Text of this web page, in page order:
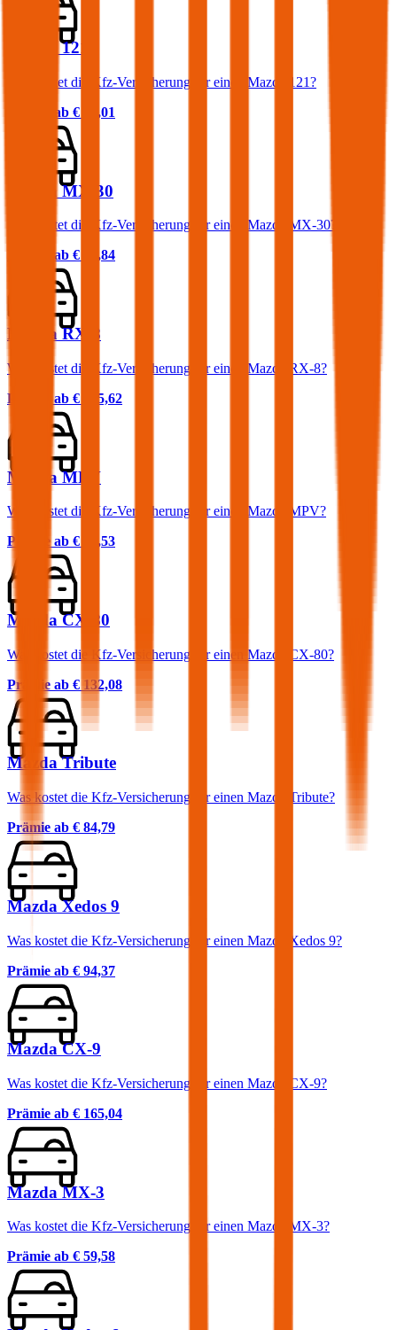
Mazda 121
Was kostet die Kfz-Versicherung für einen Mazda 121?
Prämie ab € 23,01
Mazda MX-30
Was kostet die Kfz-Versicherung für einen Mazda MX-30?
Prämie ab € 43,84
Mazda RX-8
Was kostet die Kfz-Versicherung für einen Mazda RX-8?
Prämie ab € 135,62
Mazda MPV
Was kostet die Kfz-Versicherung für einen Mazda MPV?
Prämie ab € 77,53
Mazda CX-80
Was kostet die Kfz-Versicherung für einen Mazda CX-80?
Prämie ab € 132,08
Mazda Tribute
Was kostet die Kfz-Versicherung für einen Mazda Tribute?
Prämie ab € 84,79
Mazda Xedos 9
Was kostet die Kfz-Versicherung für einen Mazda Xedos 9?
Prämie ab € 94,37
Mazda CX-9
Was kostet die Kfz-Versicherung für einen Mazda CX-9?
Prämie ab € 165,04
Mazda MX-3
Was kostet die Kfz-Versicherung für einen Mazda MX-3?
Prämie ab € 59,58